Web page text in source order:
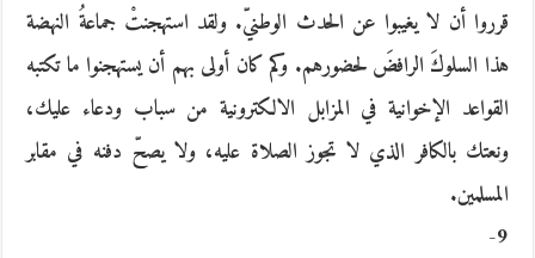
قرروا أن لا يغيبوا عن الحدث الوطنيّ. ولقد استهجنتْ جماعةُ النهضة
هذا السلوكَ الرافضَ لحضورهم. وكم كان أولى بهم أن يستهجنوا ما تكتبه
القواعد الإخوانية في المزابل الالكترونية من سباب ودعاء عليك،
ونعتك بالكافر الذي لا تجوز الصلاة عليه، ولا يصحّ دفنه في مقابر
المسلمين.
9-